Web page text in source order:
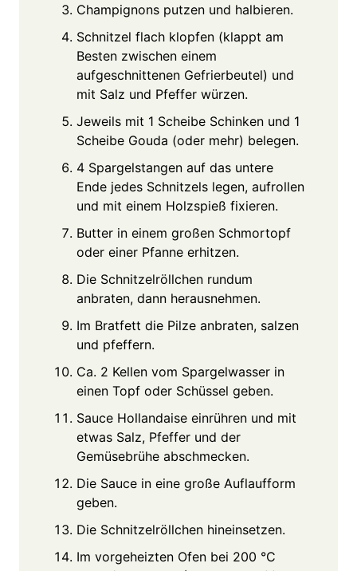
Champignons putzen und halbieren.
Schnitzel flach klopfen (klappt am
Besten zwischen einem
aufgeschnittenen Gefrierbeutel) und
mit Salz und Pfeffer würzen.
Jeweils mit 1 Scheibe Schinken und 1
Scheibe Gouda (oder mehr) belegen.
4 Spargelstangen auf das untere
Ende jedes Schnitzels legen, aufrollen
und mit einem Holzspieß fixieren.
Butter in einem großen Schmortopf
oder einer Pfanne erhitzen.
Die Schnitzelröllchen rundum
anbraten, dann herausnehmen.
Im Bratfett die Pilze anbraten, salzen
und pfeffern.
Ca. 2 Kellen vom Spargelwasser in
einen Topf oder Schüssel geben.
Sauce Hollandaise einrühren und mit
etwas Salz, Pfeffer und der
Gemüsebrühe abschmecken.
Die Sauce in eine große Auflaufform
geben.
Die Schnitzelröllchen hineinsetzen.
Im vorgeheizten Ofen bei 200 °C